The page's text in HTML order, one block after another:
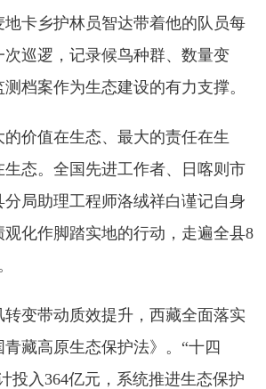
卡乡护林员智达带着他的队员每
次巡逻，记录候鸟种群、数量变
档案作为生态建设的有力支撑。
值在生态、最大的责任在生
态。全国先进工作者、日喀则市
局助理工程师洛绒祥白谨记自身
化作脚踏实地的行动，走遍全县8
带动质效提升，西藏全面落实
青藏高原生态保护法》。“十四
投入364亿元，系统推进生态保护